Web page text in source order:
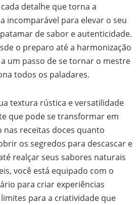
detalhe que torna a
incomparável para elevar o seu
de sabor e autenticidade.
o preparo até a harmonização
um passo de se tornar o mestre
todos os paladares.
textura rústica e versatilidade
que pode se transformar em
receitas doces quanto
os segredos para descascar e
realçar seus sabores naturais
você está equipado com o
para criar experiências
para a criatividade que